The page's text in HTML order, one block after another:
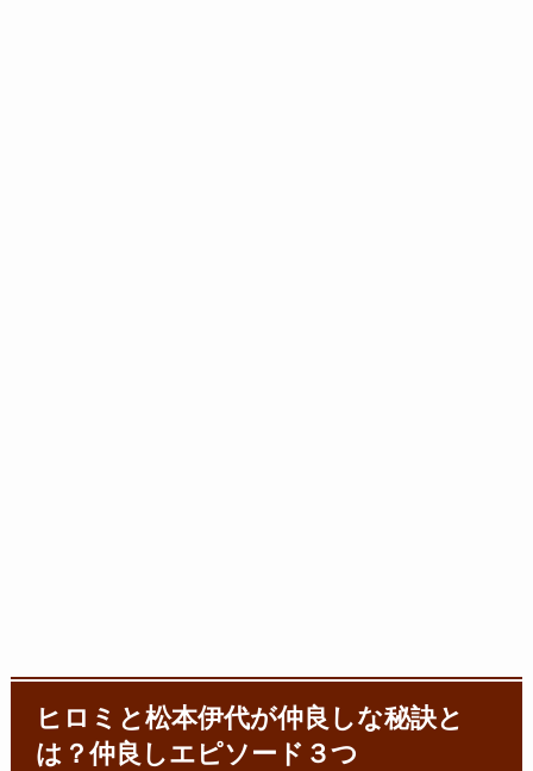
ヒロミと松本伊代が仲良しな秘訣と
は？仲良しエピソード３つ